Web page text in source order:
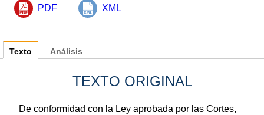
PDF XML
Texto
TEXTO ORIGINAL
De conformidad con la Ley aprobada por las Cortes,
Análisis